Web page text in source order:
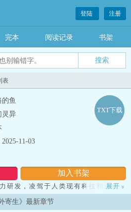
登陆 注册
完本 阅读记录 书架
表
鱼
灵异
加入书架
TXT下载
11-03
研发，凌驾于人类现有科技和认识水
自然原理的科学技术。
处可以让人类文明进步，用在坏处能
展开 »
寄生》最新章节